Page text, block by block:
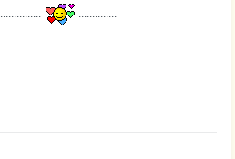
............... ..............